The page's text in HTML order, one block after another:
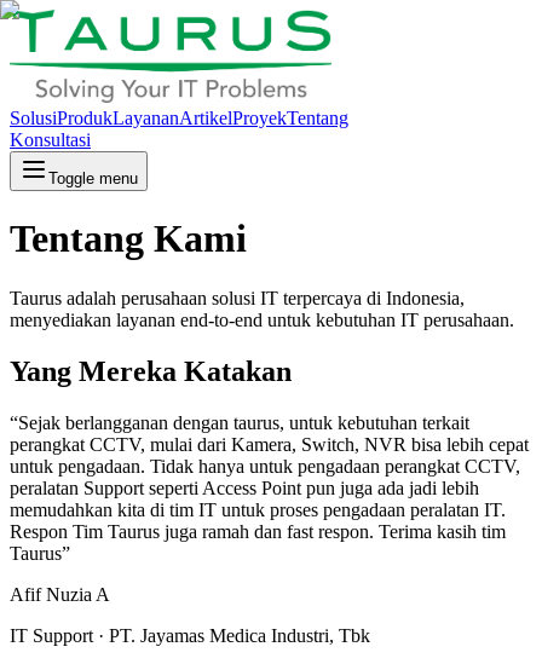
SolusiProdukLayananArtikelProyekTentang
Konsultasi
Toggle menu
Tentang Kami
Taurus adalah perusahaan solusi IT terpercaya di Indonesia,
menyediakan layanan end-to-end untuk kebutuhan IT perusahaan.
Yang Mereka Katakan
“Sejak berlangganan dengan taurus, untuk kebutuhan terkait
perangkat CCTV, mulai dari Kamera, Switch, NVR bisa lebih cepat
untuk pengadaan. Tidak hanya untuk pengadaan perangkat CCTV,
peralatan Support seperti Access Point pun juga ada jadi lebih
memudahkan kita di tim IT untuk proses pengadaan peralatan IT.
Respon Tim Taurus juga ramah dan fast respon. Terima kasih tim
Taurus”
Afif Nuzia A
IT Support · PT. Jayamas Medica Industri, Tbk